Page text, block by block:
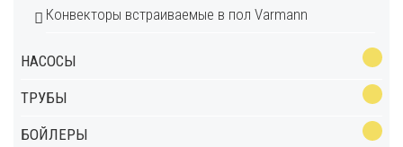
Конвекторы встраиваемые в пол Varmann
НАСОСЫ
ТРУБЫ
БОЙЛЕРЫ